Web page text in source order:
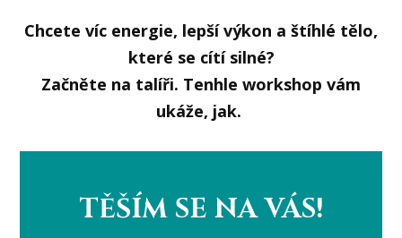
Chcete víc energie, lepší výkon a štíhlé tělo,
které se cítí silné?
Začněte na talíři. Tenhle workshop vám
ukáže, jak.
TĚŠÍM SE NA VÁS!